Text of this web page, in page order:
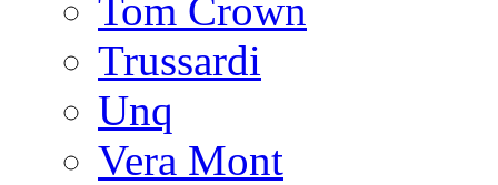
Tom Crown
Trussardi
Unq
Vera Mont